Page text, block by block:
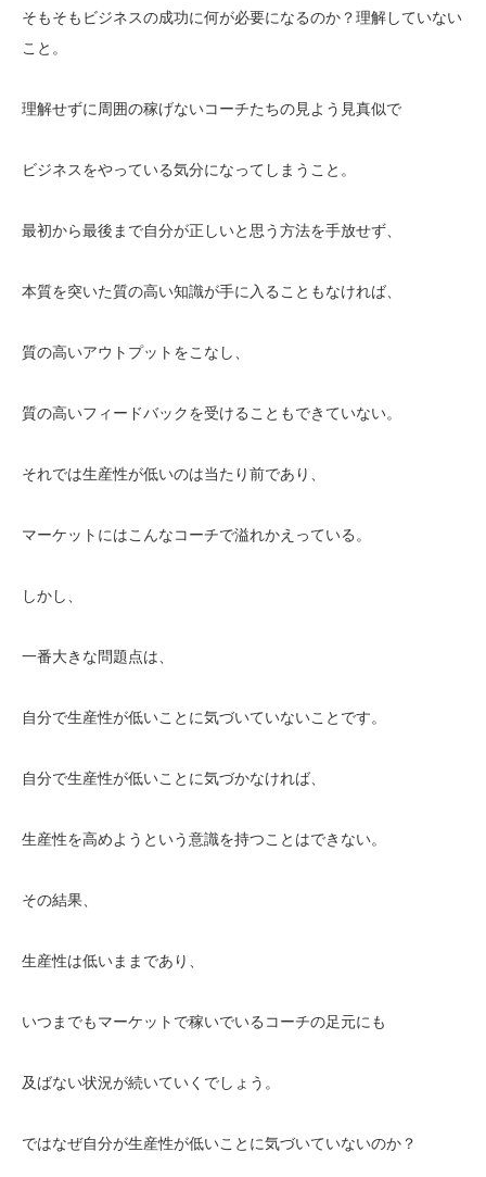
そもそもビジネスの成功に何が必要になるのか？理解していない
こと。
理解せずに周囲の稼げないコーチたちの見よう見真似で
ビジネスをやっている気分になってしまうこと。
最初から最後まで自分が正しいと思う方法を手放せず、
本質を突いた質の高い知識が手に入ることもなければ、
質の高いアウトプットをこなし、
質の高いフィードバックを受けることもできていない。
それでは生産性が低いのは当たり前であり、
マーケットにはこんなコーチで溢れかえっている。
しかし、
一番大きな問題点は、
自分で生産性が低いことに気づいていないことです。
自分で生産性が低いことに気づかなければ、
生産性を高めようという意識を持つことはできない。
その結果、
生産性は低いままであり、
いつまでもマーケットで稼いでいるコーチの足元にも
及ばない状況が続いていくでしょう。
ではなぜ自分が生産性が低いことに気づいていないのか？